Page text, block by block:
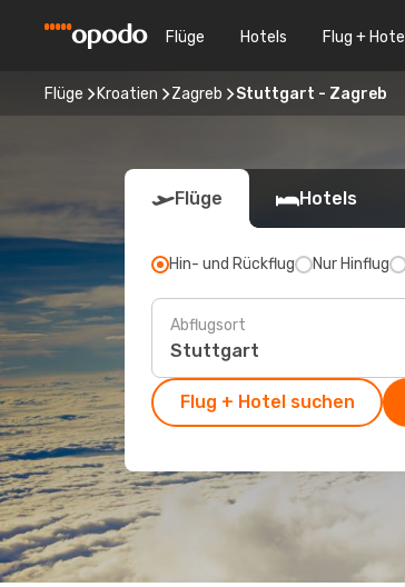
Flüge Hotels Flug + Hotel
Flüge Kroatien Zagreb Stuttgart - Zagreb
Flüge Hotels
Hin- und Rückflug Nur Hinflug
Abflugsort
Flug + Hotel suchen